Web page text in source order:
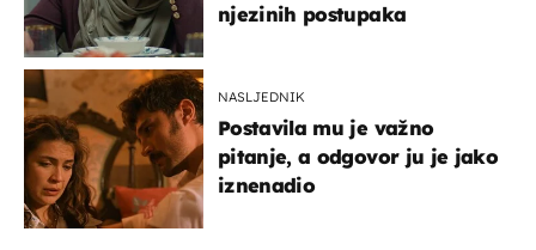
njezinih postupaka
NASLJEDNIK
Postavila mu je važno
pitanje, a odgovor ju je jako
iznenadio